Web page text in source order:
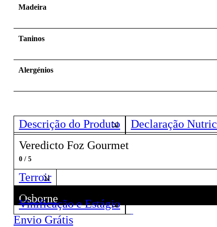
Madeira
Taninos
Alergénios
Descrição do Produto
Declaração
Veredicto Foz Gourmet
0 / 5
Terroir
Osborne
Descubra todos os Vinhos deste Produtor!
Vinificação e Estágio
Envio Grátis